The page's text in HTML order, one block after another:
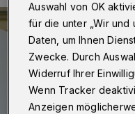
Auswahl von OK
für die unter „Wir
Daten, um Ihnen
Zwecke. Durch
Widerruf Ihrer
Wenn Tracker
Anzeigen